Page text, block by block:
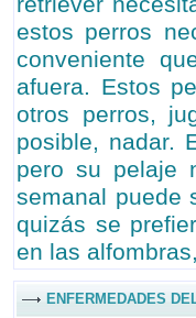
estos perros
conveniente
afuera. Estos
otros perros,
posible, nadar.
pero su pelaje
semanal puede
quizás se
en las
ENFERMEDADES